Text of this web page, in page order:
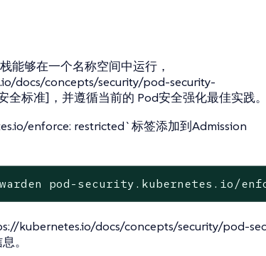
能够在一个名称空间中运行，
docs/concepts/security/pod-security-
标准]，并遵循当前的 Pod安全强化最佳实践。
enforce: restricted`标签添加到Admission
pod-security.kubernetes.io/
kubernetes.io/docs/concepts/security/pod-
。